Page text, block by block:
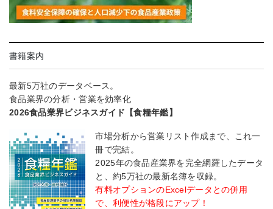
書籍案内
最新5万社のデータベース。
食品業界の分析・営業を効率化
2026食品業界ビジネスガイド【食糧年鑑】
市場分析から営業リスト作成まで、これ一
冊で完結。
2025年の食品産業界を完全網羅したデータ
と、約5万社の最新名簿を収録。
有料オプションのExcelデータとの併用
で、利便性が格段にアップ！